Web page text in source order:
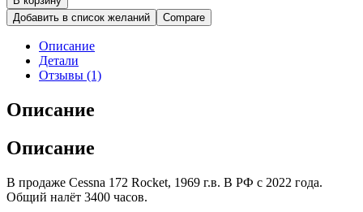
Добавить в список желаний
Compare
Описание
Детали
Отзывы (1)
Описание
Описание
В продаже Cessna 172 Rocket, 1969 г.в. В РФ с 2022 года.
Общий налёт 3400 часов.